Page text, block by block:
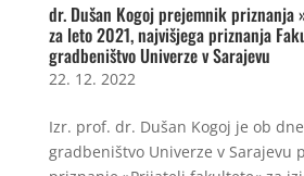
dr. Dušan Kogoj prejemnik
za leto 2021, najvišjega priznanja
gradbeništvo Univerze v Sarajevu
22. 12. 2022
Izr. prof. dr. Dušan Kogoj je ob
gradbeništvo Univerze v Sarajevu